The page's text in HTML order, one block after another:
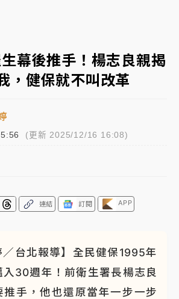
「白海豚」逼近劃設警戒區 違規戲
以北防劇烈降水 本周天氣展望「多
幕後推手！楊志良親揭
，健保就不叫改革
(更新 2025/12/16 16:08)
連結 訂閱 APP
／台北報導】全民健保1995年
入30週年！前衛生署長楊志良
推手，他也還原當年一步一步